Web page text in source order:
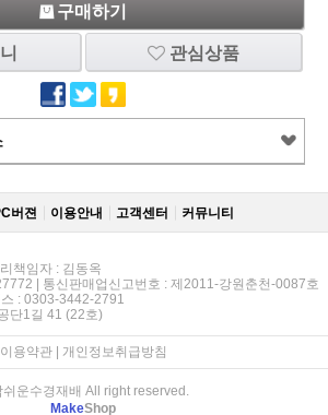
구매하기
관심상품
버젼 이용안내 고객센터 커뮤니티
책임자 : 김동옥
| 통신판매업신고번호 : 제2011-강원춘천-0087호
: 0303-3442-2791
단1길 41 (22호)
이용약관| 개인정보취급방침
운수경재배 All right reserved.
MakeShop